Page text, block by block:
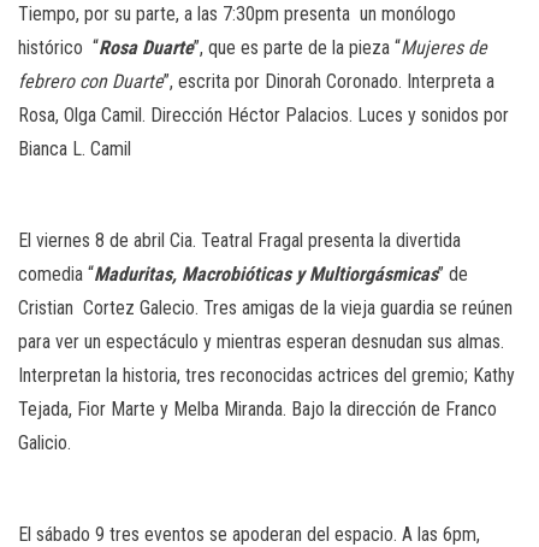
Tiempo, por su parte, a las 7:30pm presenta un monólogo
histórico “Rosa Duarte”, que es parte de la pieza “Mujeres de
febrero con Duarte”, escrita por Dinorah Coronado. Interpreta a
Rosa, Olga Camil. Dirección Héctor Palacios. Luces y sonidos por
Bianca L. Camil
El viernes 8 de abril Cia. Teatral Fragal presenta la divertida
comedia “Maduritas, Macrobióticas y Multiorgásmicas” de
Cristian Cortez Galecio. Tres amigas de la vieja guardia se reúnen
para ver un espectáculo y mientras esperan desnudan sus almas.
Interpretan la historia, tres reconocidas actrices del gremio; Kathy
Tejada, Fior Marte y Melba Miranda. Bajo la dirección de Franco
Galicio.
El sábado 9 tres eventos se apoderan del espacio. A las 6pm,